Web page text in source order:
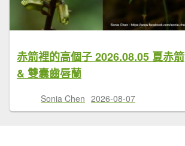
赤箭裡的高個子 2026.08.05 夏赤箭
& 雙囊齒唇蘭
Sonia Chen 2026-08-07